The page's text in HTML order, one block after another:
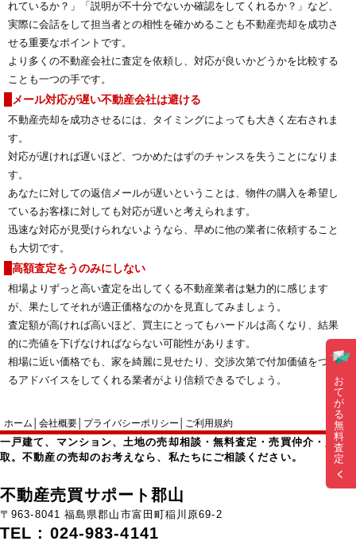
れているか？」「説明が不十分でないか確認をしてくれるか？」など、
実際に会話をして担当者との相性を確かめることも不動産売却を成功さ
せる重要なポイントです。
より多くの不動産会社に査定を依頼し、対応が良いかどうかを比較する
ことも一つの手です。
メール対応が遅い不動産会社は避ける
不動産売却を成功させるには、タイミングによっても大きく左右されま
す。
対応が遅ければ遅いほど、つかめたはずのチャンスを失うことになりま
す。
あなたに対しての返信メールが遅いということは、物件の購入を希望し
ているお客様に対しても対応が遅いと考えられます。
迅速な対応が見受けられないようなら、早めに他の業者に依頼すること
も大切です。
高額査定をうのみにしない
相場よりずっと高い査定を出してくる不動産業者は魅力的に感じます
が、果たしてそれが適正価格なのかを見直してみましょう。
査定額が高ければ高いほど、買主にとってもハードルは高くなり、結果
的に売値を下げなければならない可能性があります。
相場に近い価格でも、家を綺麗に見せたり、交渉次第で付加価値をつけ
るアドバイスをしてくれる業者がより信頼できるでしょう。
ホーム 会社概要 プライバシーポリシー ご利用規約
一戸建て、マンション、土地の売却相談・無料査定・売買仲介・買
取。不動産の売却のお考えなら、私たちにご相談ください。
不動産売買サポート郡山
〒963-8041 福島県郡山市富田町稲川原69-2
TEL : 024-983-4141
お
て
が
る
無
料
査
定